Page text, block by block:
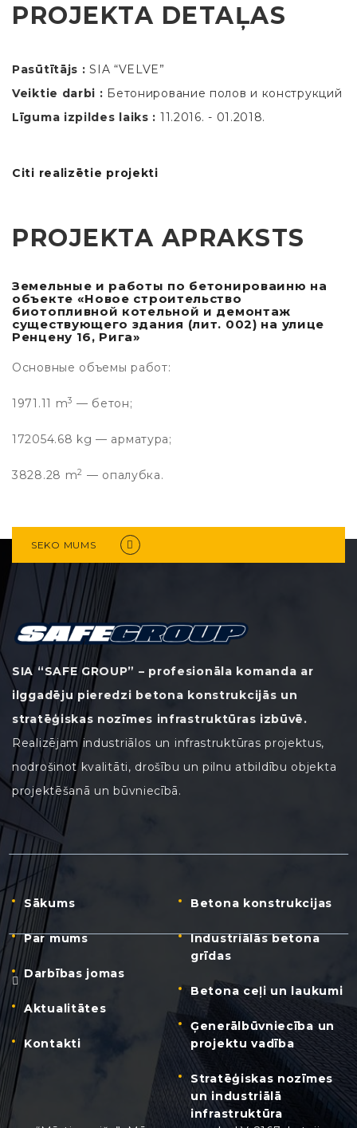
PROJEKTA DETAĻAS
Pasūtītājs : SIA “VELVE”
Veiktie darbi : Бетонирование полов и конструкций
Līguma izpildes laiks : 11.2016. - 01.2018.
Citi realizētie projekti
PROJEKTA APRAKSTS
Земельные и работы по бетонироваиню на
объекте «Новое строительство
биотопливной котельной и демонтаж
существующего здания (лит. 002) на улице
Ренцену 16, Рига»
Основные объемы работ:
1971.11 m3 — бетон;
172054.68 kg — арматура;
3828.28 m2 — опалубка.
SEKO MUMS
SIA “SAFE GROUP” – profesionāla komanda ar
ilggadēju pieredzi betona konstrukcijās un
stratēģiskas nozīmes infrastruktūras izbūvē.
Realizējam industriālos un infrastruktūras projektus,
nodrošinot kvalitāti, drošību un pilnu atbildību objekta
projektēšanā un būvniecībā.
Sākums
Par mums
Darbības jomas
Aktualitātes
Kontakti
Betona konstrukcijas
Industriālās betona
grīdas
Betona ceļi un laukumi
Ģenerālbūvniecība un
projektu vadība
Stratēģiskas nozīmes
un industriālā
infrastruktūra